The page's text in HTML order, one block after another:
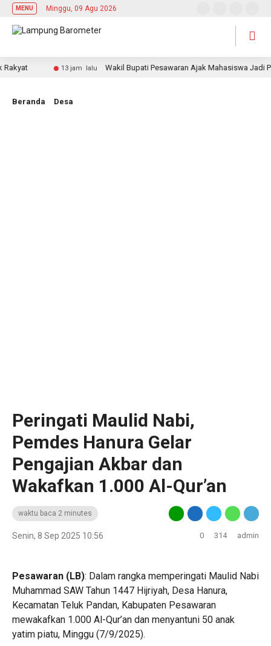
MENU Minggu, 09 Agu 2026
13 jam lalu Wakil Bupati Pesawaran Ajak Mahasiswa Jadi
Beranda Desa
‎Peringati Maulid Nabi,
Pemdes Hanura Gelar
Pengajian Akbar dan
Wakafkan 1.000 Al-Qur’an
waktu baca 2 minutes
Senin, 8 Sep 2025 10:56 0 314 admin
‎Pesawaran (LB): Dalam rangka memperingati Maulid Nabi
Muhammad SAW Tahun 1447 Hijriyah, Desa Hanura,
Kecamatan Teluk Pandan, Kabupaten Pesawaran
mewakafkan 1.000 Al-Qur’an dan menyantuni 50 anak
yatim piatu, Minggu (7/9/2025).